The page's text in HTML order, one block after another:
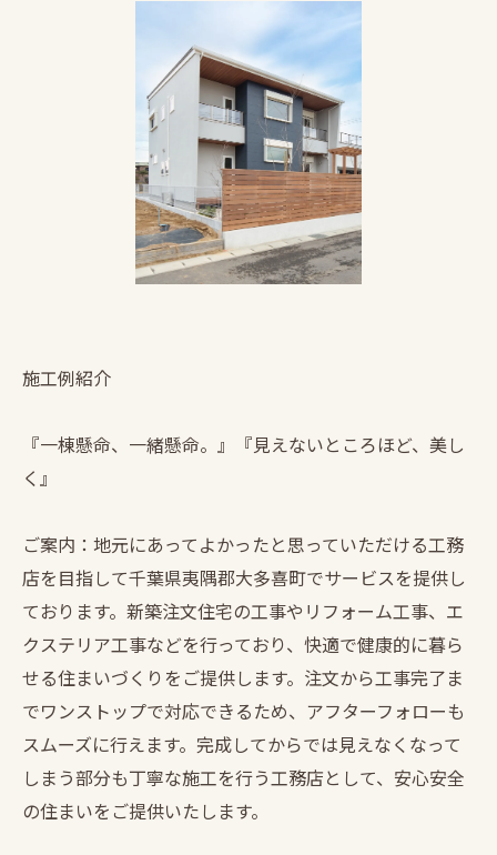
施工例紹介
『一棟懸命、一緒懸命。』『見えないところほど、美し
く』
ご案内：地元にあってよかったと思っていただける工務
店を目指して千葉県夷隅郡大多喜町でサービスを提供し
ております。新築注文住宅の工事やリフォーム工事、エ
クステリア工事などを行っており、快適で健康的に暮ら
せる住まいづくりをご提供します。注文から工事完了ま
でワンストップで対応できるため、アフターフォローも
スムーズに行えます。完成してからでは見えなくなって
しまう部分も丁寧な施工を行う工務店として、安心安全
の住まいをご提供いたします。